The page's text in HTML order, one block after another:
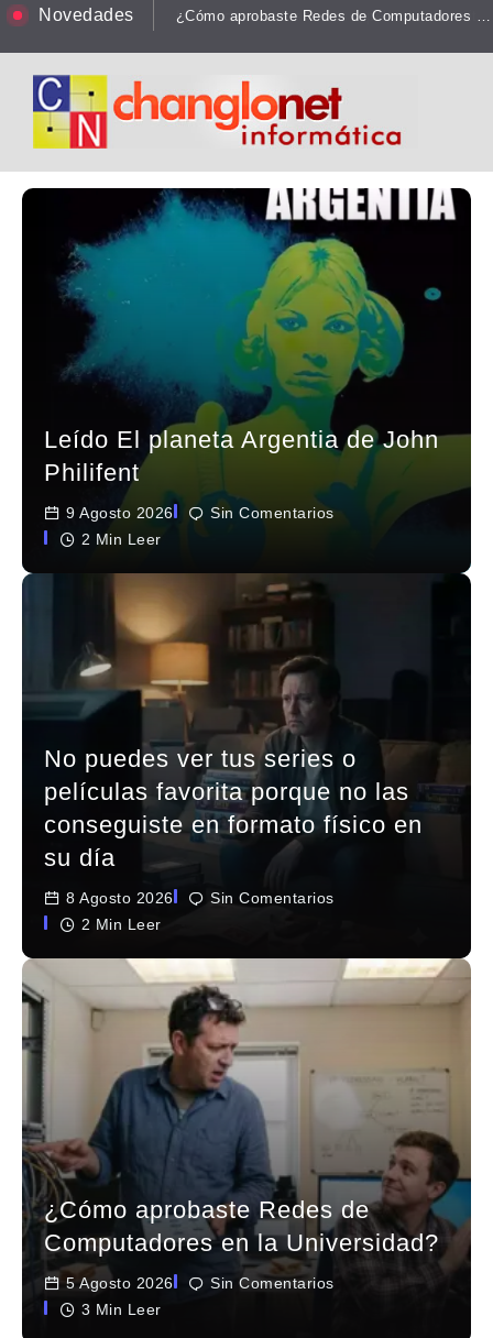
Novedades
Leído El planeta Argentia de John
Philifent
9 Agosto 2026
Sin Comentarios
2 Min Leer
No puedes ver tus series o
películas favorita porque no las
conseguiste en formato físico en
su día
8 Agosto 2026
Sin Comentarios
2 Min Leer
¿Cómo aprobaste Redes de
Computadores en la Universidad?
5 Agosto 2026
Sin Comentarios
3 Min Leer